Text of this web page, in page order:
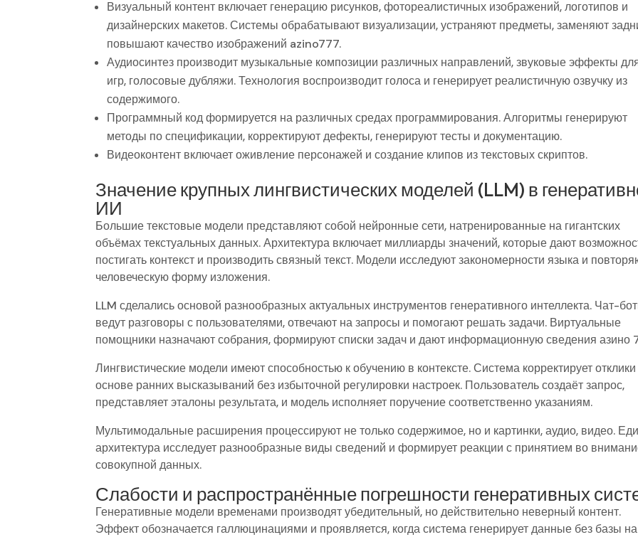
Визуальный контент включает генерацию рисунков, фотореалистичных изображений, логотипов и
дизайнерских макетов. Системы обрабатывают визуализации, устраняют предметы, заменяют
повышают качество изображений azino777.
Аудиосинтез производит музыкальные композиции различных направлений, звуковые эффекты
игр, голосовые дубляжи. Технология воспроизводит голоса и генерирует реалистичную озвучку из
содержимого.
Программный код формируется на различных средах программирования. Алгоритмы генерируют
методы по спецификации, корректируют дефекты, генерируют тесты и документацию.
Видеоконтент включает оживление персонажей и создание клипов из текстовых скриптов.
Значение крупных лингвистических моделей (LLM) в
ИИ
Большие текстовые модели представляют собой нейронные сети, натренированные на гигантских
объёмах текстуальных данных. Архитектура включает миллиарды значений, которые дают
постигать контекст и производить связный текст. Модели исследуют закономерности языка и
человеческую форму изложения.
LLM сделались основой разнообразных актуальных инструментов генеративного интеллекта. Чат-
ведут разговоры с пользователями, отвечают на запросы и помогают решать задачи. Виртуальные
помощники назначают собрания, формируют списки задач и дают информационную сведения азино
Лингвистические модели имеют способностью к обучению в контексте. Система корректирует
основе ранних высказываний без избыточной регулировки настроек. Пользователь создаёт запрос,
представляет эталоны результата, и модель исполняет поручение соответственно указаниям.
Мультимодальные расширения процессируют не только содержимое, но и картинки, аудио, видео.
архитектура исследует разнообразные виды сведений и формирует реакции с принятием во
совокупной данных.
Слабости и распространённые погрешности генеративных
Генеративные модели временами производят убедительный, но действительно неверный контент.
Эффект обозначается галлюцинациями и проявляется, когда система генерирует данные без базы на